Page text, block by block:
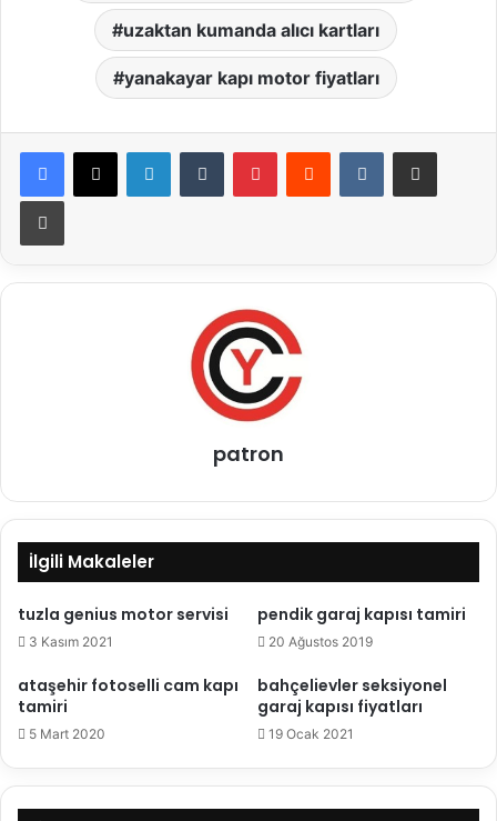
uzaktan kumanda alıcı kartları
yanakayar kapı motor fiyatları
LinkedInTumblr PinterestReddit VKontakteE-Posta ile paylaş
Yazdır
patron
İlgili Makaleler
tuzla genius motor servisi
3 Kasım 2021
pendik garaj kapısı tamiri
20 Ağustos 2019
ataşehir fotoselli cam kapı
tamiri
5 Mart 2020
bahçelievler seksiyonel
garaj kapısı fiyatları
19 Ocak 2021